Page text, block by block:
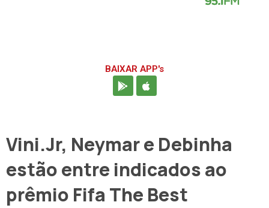
BAIXAR APP's
Vini.Jr, Neymar e Debinha
estão entre indicados ao
prêmio Fifa The Best